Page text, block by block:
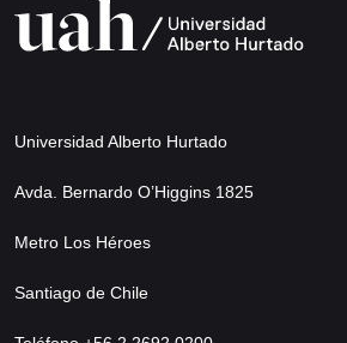
Universidad Alberto Hurtado
Avda. Bernardo O’Higgins 1825
Metro Los Héroes
Santiago de Chile